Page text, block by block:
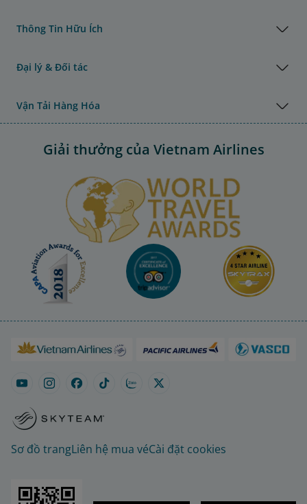
Thông Tin Hữu Ích
Đại lý & Đối tác
Vận Tải Hàng Hóa
Giải thưởng của Vietnam Airlines
Sơ đồ trangLiên hệ mua véCài đặt cookies